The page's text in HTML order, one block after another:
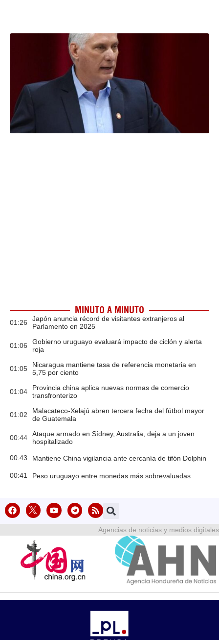
MINUTO A MINUTO
01:26
Japón anuncia récord de visitantes extranjeros al
Parlamento en 2025
01:06
Gobierno uruguayo evaluará impacto de ciclón y alerta
roja
01:05
Nicaragua mantiene tasa de referencia monetaria en
5,75 por ciento
01:04
Provincia china aplica nuevas normas de comercio
transfronterizo
01:02
Malacateco-Xelajú abren tercera fecha del fútbol mayor
de Guatemala
00:44
Ataque armado en Sídney, Australia, deja a un joven
hospitalizado
00:43 Mantiene China vigilancia ante cercanía de tifón Dolphin
00:41 Peso uruguayo entre monedas más sobrevaluadas
Agencias de noticias y medios digitales